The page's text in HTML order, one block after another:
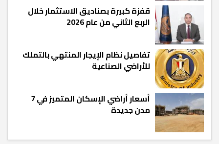
قفزة كبيرة بصناديق الاستثمار خلال
الربع الثاني من عام 2026
تفاصيل نظام الإيجار المنتهي بالتملك
للأراضي الصناعية
أسعار أراضي الإسكان المتميز في 7
مدن جديدة